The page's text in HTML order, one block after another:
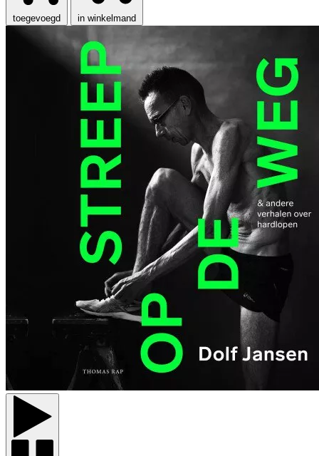
toegevoegd in winkelmand